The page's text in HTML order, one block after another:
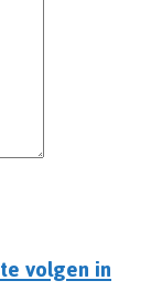
volgen in